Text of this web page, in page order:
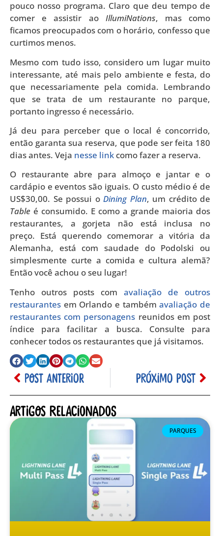
pouco nosso programa. Claro que deu tempo de
comer e assistir ao IllumiNations, mas como
ficamos preocupados com o horário, confesso que
curtimos menos.
Mesmo com tudo isso, considero um lugar muito
interessante, até mais pelo ambiente e festa, do
que necessariamente pela comida. Lembrando
que se trata de um restaurante no parque,
portanto ingresso é necessário.
Já deu para perceber que o local é concorrido,
então garanta sua reserva, que pode ser feita 180
dias antes. Veja nesse link como fazer a reserva.
O restaurante abre para almoço e jantar e o
cardápio e eventos são iguais. O custo médio é de
US$30,00. Se possui o Dining Plan, um crédito de
Table é consumido. E como a grande maioria dos
restaurantes, a gorjeta não está inclusa no
preço. Está querendo comemorar a vitória da
Alemanha, está com saudade do Podolski ou
simplesmente curte a comida e cultura alemã?
Então você achou o seu lugar!
Tenho outros posts com avaliação de outros
restaurantes em Orlando e tambémavaliação de
restaurantes com personagens reunidos em post
índice para facilitar a busca. Consulte para
conhecer todos os restaurantes que já visitamos.
POST ANTERIOR PRÓXIMO POST
Artigos relacionados
PARQUES